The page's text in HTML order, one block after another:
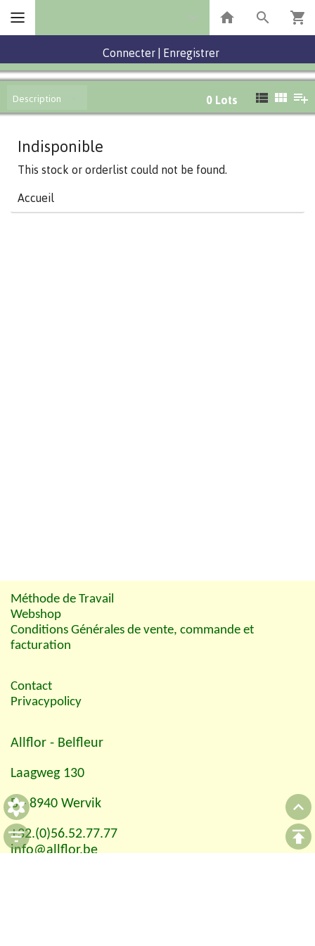
Connecter Enregistrer
Description 0 Lots
Indisponible
This stock or orderlist could not be found.
Accueil
Méthode de Travail
Webshop
Conditions Générales de vente, commande et
facturation
Contact
Privacypolicy
Allflor - Belfleur
Laagweg 130
B - 8940 Wervik
+32.(0)56.52.77.77
info@allflor.be